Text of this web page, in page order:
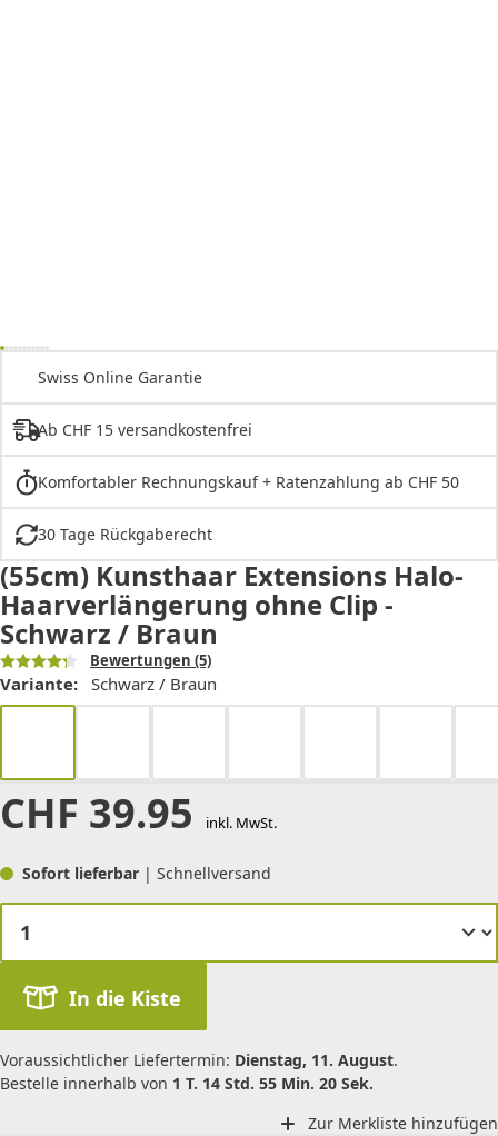
Swiss Online Garantie
Ab CHF 15 versandkostenfrei
Komfortabler Rechnungskauf + Ratenzahlung ab CHF 50
30 Tage Rückgaberecht
(55cm) Kunsthaar Extensions Halo-
Haarverlängerung ohne Clip -
Schwarz / Braun
Bewertungen (5)
Variante: Schwarz / Braun
CHF 39.95 inkl. MwSt.
Sofort lieferbar | Schnellversand
In die Kiste
Voraussichtlicher Liefertermin: Dienstag, 11. August.
Bestelle innerhalb von 1 T. 14 Std. 55 Min. 20 Sek.
Zur Merkliste hinzufügen